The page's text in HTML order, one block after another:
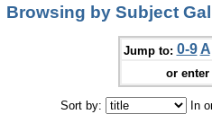
Browsing by Subject
Jump to: 0-9 A
or
Sort by: In